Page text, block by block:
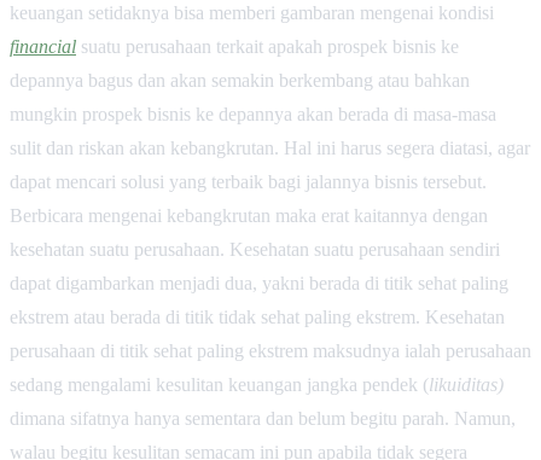
keuangan setidaknya bisa memberi gambaran mengenai kondisi
financial suatu perusahaan terkait apakah prospek bisnis ke
depannya bagus dan akan semakin berkembang atau bahkan
mungkin prospek bisnis ke depannya akan berada di masa-masa
sulit dan riskan akan kebangkrutan. Hal ini harus segera diatasi, agar
dapat mencari solusi yang terbaik bagi jalannya bisnis tersebut.
Berbicara mengenai kebangkrutan maka erat kaitannya dengan
kesehatan suatu perusahaan. Kesehatan suatu perusahaan sendiri
dapat digambarkan menjadi dua, yakni berada di titik sehat paling
ekstrem atau berada di titik tidak sehat paling ekstrem. Kesehatan
perusahaan di titik sehat paling ekstrem maksudnya ialah perusahaan
sedang mengalami kesulitan keuangan jangka pendek (likuiditas)
dimana sifatnya hanya sementara dan belum begitu parah. Namun,
walau begitu kesulitan semacam ini pun apabila tidak segera